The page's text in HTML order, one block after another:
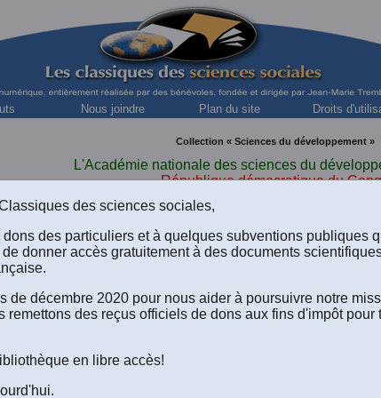
Nous joindre Plan du site Droits
Collection « Sciences du développement »
L'Académie nationale des sciences du
République démocratique du
LES SCIENCES DU
dirigée par M. Michel Maldague, professeur émérite,
des sciences sociales,
des particuliers et à quelques subventions publiques
donner accès gratuitement à des documents
de décembre 2020 pour nous aider à poursuivre notre
des reçus officiels de dons aux fins d'impôt pour
en libre accès!